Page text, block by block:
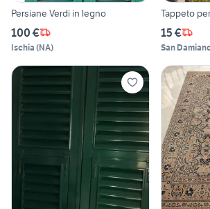
Persiane Verdi in legno
100 €
Ischia (NA)
Tappeto
15 €
San